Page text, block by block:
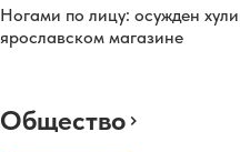
Ногами по лицу: осужден
ярославском магазине
Общество